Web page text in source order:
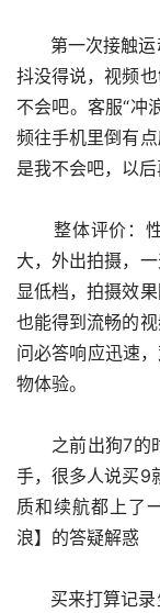
抖没得说，视频
不会吧。客服“冲
频往手机里倒有
是我不会吧，以后
      整体评价：性能强大，白天画质出色，耗电和发热较
大，外出拍摄，
显低档，拍摄效
也能得到流畅的
问必答响应迅速
物体验。
手，很多人说买9
质和续航都上了
浪】的答疑解惑